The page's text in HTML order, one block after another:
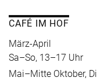
CAFÉ IM HOF
März-April
Sa–So, 13–17 Uhr
Mai–Mitte Oktober,